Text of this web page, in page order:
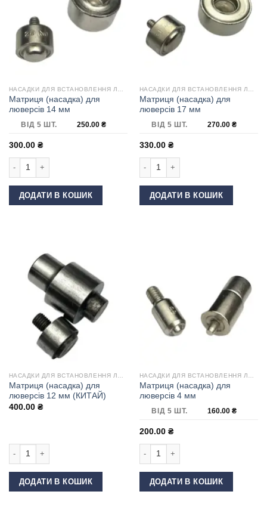
Матриця (насадка) для
люверсів 14 мм
ВІД 5 ШТ. 250.00 ₴
300.00 ₴
Матриця (насадка) для люверсів 14 мм кількість
ДОДАТИ В КОШИК
Матриця (насадка) для
люверсів 17 мм
ВІД 5 ШТ. 270.00 ₴
330.00 ₴
Матриця (насадка) для люверсів 17
ДОДАТИ В КОШИК
Матриця (насадка) для
люверсів 12 мм (КИТАЙ)
400.00 ₴
Матриця (насадка) для люверсів 12 мм (КИТАЙ) кількість
ДОДАТИ В КОШИК
Матриця (насадка) для
люверсів 4 мм
ВІД 5 ШТ. 160.00 ₴
200.00 ₴
Матриця (насадка) для люверсів 4
ДОДАТИ В КОШИК